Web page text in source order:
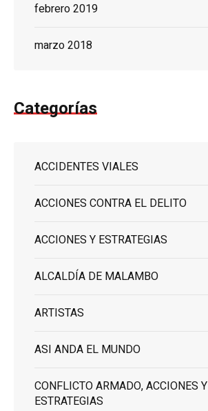
febrero 2019
marzo 2018
Categorías
ACCIDENTES VIALES
ACCIONES CONTRA EL DELITO
ACCIONES Y ESTRATEGIAS
ALCALDÍA DE MALAMBO
ARTISTAS
ASI ANDA EL MUNDO
CONFLICTO ARMADO, ACCIONES Y
ESTRATEGIAS